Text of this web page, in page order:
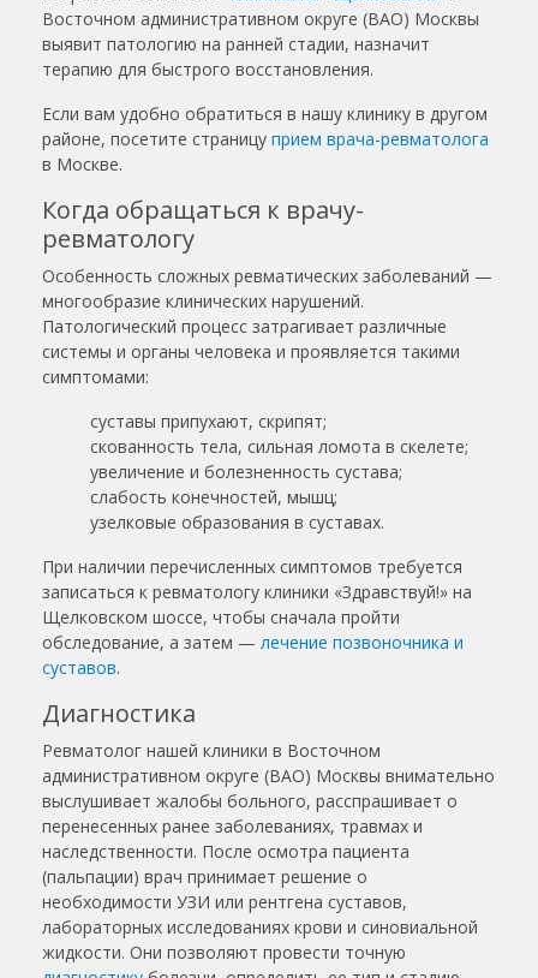
Восточном административном округе (ВАО) Москвы
выявит патологию на ранней стадии, назначит
терапию для быстрого восстановления.
Если вам удобно обратиться в нашу клинику в другом
районе, посетите страницу прием врача-ревматолога
в Москве.
Когда обращаться к врачу-
ревматологу
Особенность сложных ревматических заболеваний —
многообразие клинических нарушений.
Патологический процесс затрагивает различные
системы и органы человека и проявляется такими
симптомами:
суставы припухают, скрипят;
скованность тела, сильная ломота в скелете;
увеличение и болезненность сустава;
слабость конечностей, мышц;
узелковые образования в суставах.
При наличии перечисленных симптомов требуется
записаться к ревматологу клиники «Здравствуй!» на
Щелковском шоссе, чтобы сначала пройти
обследование, а затем — лечение позвоночника и
суставов.
Диагностика
Ревматолог нашей клиники в Восточном
административном округе (ВАО) Москвы внимательно
выслушивает жалобы больного, расспрашивает о
перенесенных ранее заболеваниях, травмах и
наследственности. После осмотра пациента
(пальпации) врач принимает решение о
необходимости УЗИ или рентгена суставов,
лабораторных исследованиях крови и синовиальной
жидкости. Они позволяют провести точную